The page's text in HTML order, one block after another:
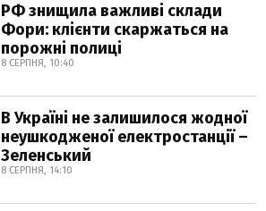
РФ знищила важливі склади
Фори: клієнти скаржаться на
порожні полиці
8 СЕРПНЯ, 10:40
В Україні не залишилося жодної
неушкодженої електростанції –
Зеленський
8 СЕРПНЯ, 14:10